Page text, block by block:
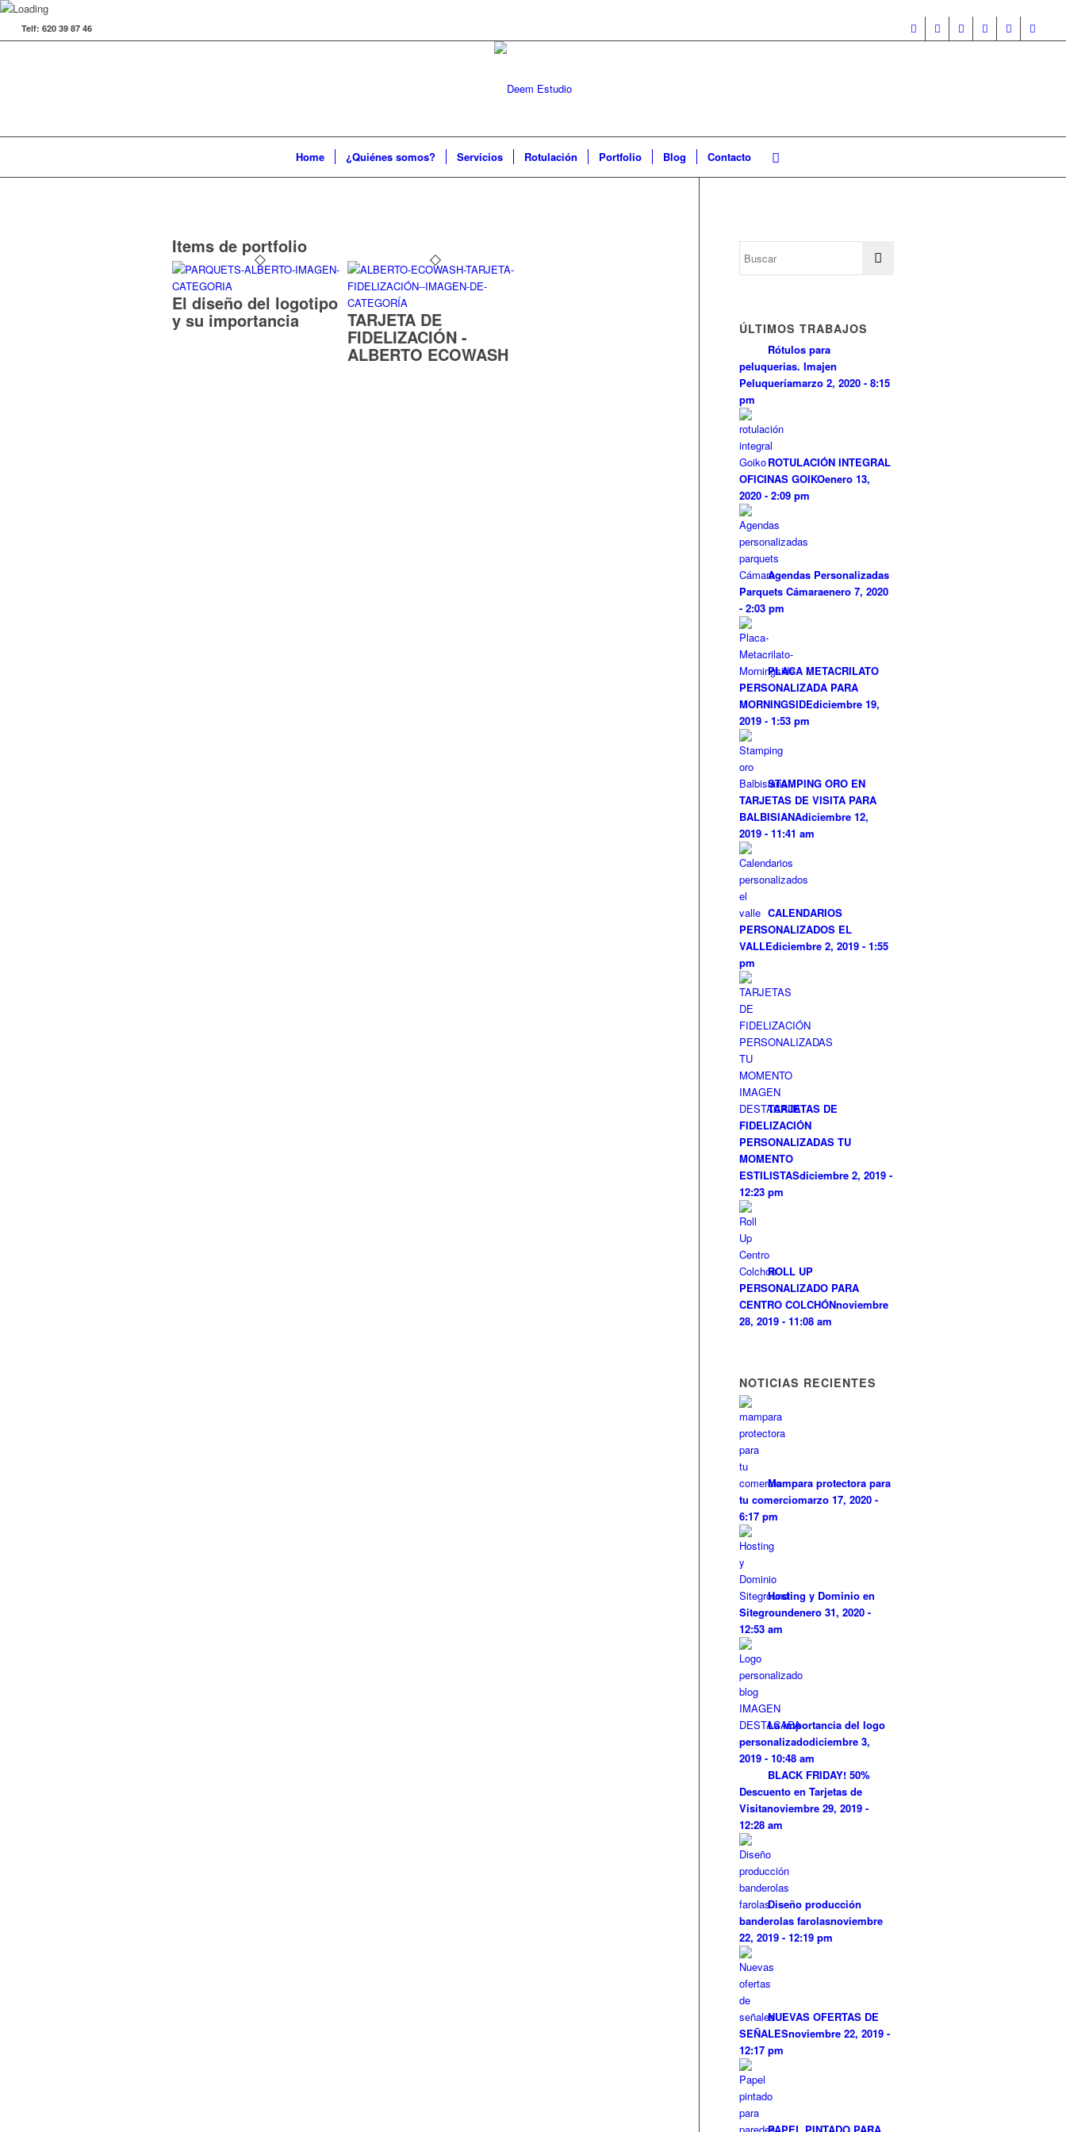
Telf: 620 39 87 46
Home ¿Quiénes somos? Servicios Rotulación Portfolio Blog Contacto
Items de portfolio
El diseño del logotipo
y su importancia TARJETA DE
FIDELIZACIÓN -
ALBERTO ECOWASH
ÚLTIMOS TRABAJOS
Rótulos para
peluquerias. Imajen
Peluqueríamarzo 2, 2020 - 8:15
pm
ROTULACIÓN INTEGRAL
OFICINAS GOIKOenero 13,
2020 - 2:09 pm
Agendas Personalizadas
Parquets Cámaraenero 7, 2020
- 2:03 pm
PLACA METACRILATO
PERSONALIZADA PARA
MORNINGSIDEdiciembre 19,
2019 - 1:53 pm
STAMPING ORO EN
TARJETAS DE VISITA PARA
BALBISIANAdiciembre 12,
2019 - 11:41 am
CALENDARIOS
PERSONALIZADOS EL
VALLEdiciembre 2, 2019 - 1:55
pm
TARJETAS DE
FIDELIZACIÓN
PERSONALIZADAS TU
MOMENTO
ESTILISTASdiciembre 2, 2019 -
12:23 pm
ROLL UP
PERSONALIZADO PARA
CENTRO COLCHÓNnoviembre
28, 2019 - 11:08 am
NOTICIAS RECIENTES
Mampara protectora para
tu comerciomarzo 17, 2020 -
6:17 pm
Hosting y Dominio en
Sitegroundenero 31, 2020 -
12:53 am
La importancia del logo
personalizadodiciembre 3,
2019 - 10:48 am
BLACK FRIDAY! 50%
Descuento en Tarjetas de
Visitanoviembre 29, 2019 -
12:28 am
Diseño producción
banderolas farolasnoviembre
22, 2019 - 12:19 pm
NUEVAS OFERTAS DE
SEÑALESnoviembre 22, 2019 -
12:17 pm